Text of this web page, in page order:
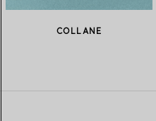
COLLANE